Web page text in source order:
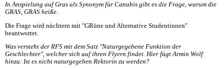
In Anspielung auf Gras als Synonym für Canabis gibt es die Frage, warum die
GRAS, GRAS heiße.
Die Frage wird nüchtern mit "GRüne und Alternative Studentinnen"
beantwortet.
Was versteht der RFS mit dem Satz "Naturgegebene Funktion der
Geschlechter", welcher sich auf ihren Flyern findet. Hier fügt Armin Wolf
hinzu: Ist es nicht naturgegeben Rektorin zu werden?